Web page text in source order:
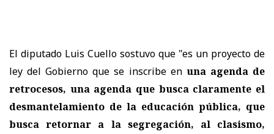
El diputado Luis Cuello sostuvo que "es un proyecto de
ley del Gobierno que se inscribe enuna agenda de
retrocesos, una agenda que busca claramente el
desmantelamiento de la educación pública, que
busca retornar a la segregación, al clasismo,